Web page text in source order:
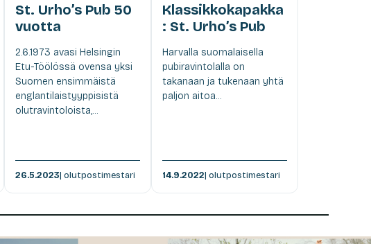
St. Urho’s Pub 50
vuotta
2.6.1973 avasi Helsingin
Etu-Töölössä ovensa yksi
Suomen ensimmäistä
englantilaistyyppisistä
olutravintoloista,...
26.5.2023| olutpostimestari
Klassikkokapakka
: St. Urho’s Pub
Harvalla suomalaisella
pubiravintolalla on
takanaan ja tukenaan yhtä
paljon aitoa...
14.9.2022| olutpostimestari